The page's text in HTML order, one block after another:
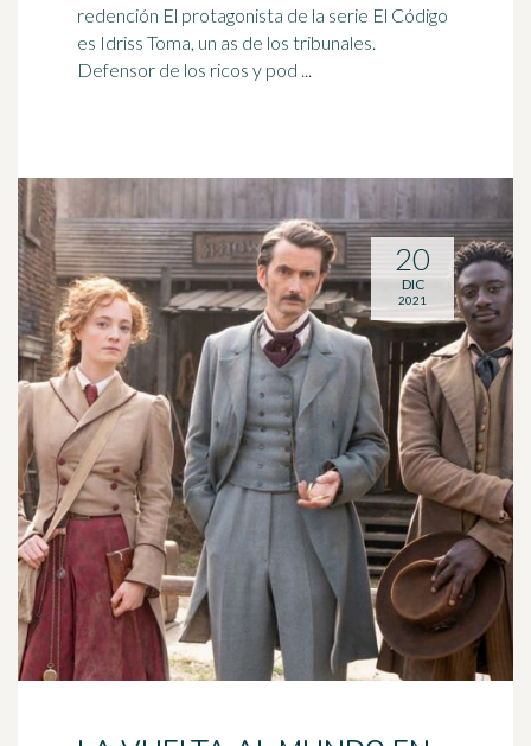
redención El protagonista de la serie El Código
es Idriss Toma, un as de los tribunales.
Defensor de los ricos y pod ...
20
DIC
2021